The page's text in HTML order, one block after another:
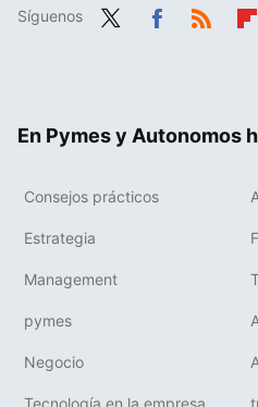
Síguenos
En Pymes y Autonomos
Consejos prácticos
Estrategia
Management
pymes
Negocio
Tecnología en la empresa